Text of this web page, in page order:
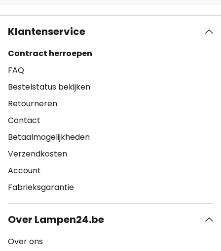
Klantenservice
Contract herroepen
FAQ
Bestelstatus bekijken
Retourneren
Contact
Betaalmogelijkheden
Verzendkosten
Account
Fabrieksgarantie
Over Lampen24.be
Over ons